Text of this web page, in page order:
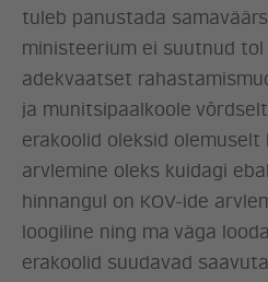
tuleb panustada
ministeerium ei suutnud
adekvaatset
ja munitsipaalkoole
erakoolid oleksid olemuselt
arvlemine oleks kuidagi
hinnangul on KOV-ide
loogiline ning ma väga
erakoolid suudavad